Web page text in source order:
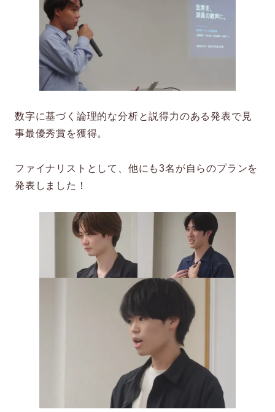
数字に基づく論理的な分析と説得力のある発表で見
事最優秀賞を獲得。
ファイナリストとして、他にも3名が自らのプランを
発表しました！